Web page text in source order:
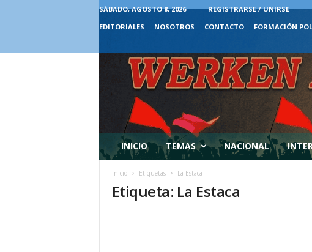
SÁBADO, AGOSTO 8, 2026
REGISTRARSE / UNIRSE
EDITORIALES
NOSOTROS CONTACTO FORMACIÓN
INICIO TEMAS NACIONAL
Inicio Etiquetas La Estaca
Etiqueta: La Estaca